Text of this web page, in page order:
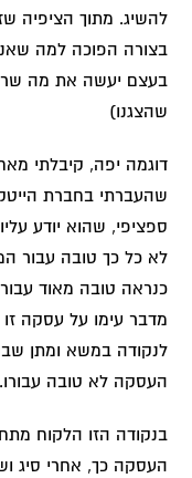
להשיג. מתוך הציפיה
בצורה הפוכה למה
בעצם יעשה את מה
שהצגנו)
דוגמה יפה, קיבלתי
שהעברתי בחברת
ספציפי, שהוא יודע
לא כל כך טובה עבור
כנראה טובה מאוד
מדבר עימו על עסקה
לנקודה במשא ומתן
העסקה לא טובה עבורו.
בנקודה הזו הלקוח
העסקה כך, אחרי סיג